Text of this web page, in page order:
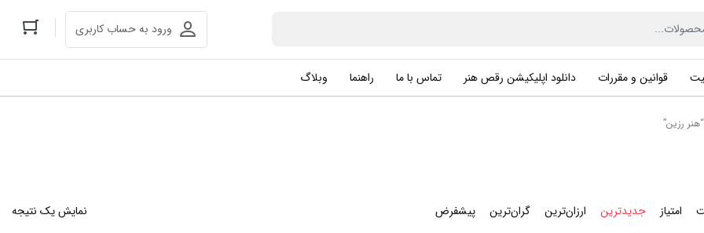
ورود به حساب کاربری
قوانین و مقررات دانلود اپلیکیشن رقص هنر تماس با ما راهنما وبلاگ
رزین”
نمایش یک نتیجه امتیاز جدیدترین ارزان‌ترین گران‌ترین پیشفرض